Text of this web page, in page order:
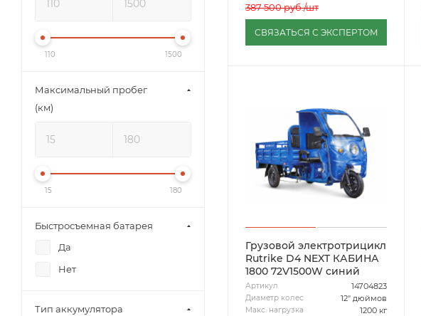
387 500руб./шт
СВЯЗАТЬСЯ С ЭКСПЕРТОМ
Грузовой электротрицикл
Rutrike D4 NEXT КАБИНА
1800 72V1500W синий
Артикул 14704823
Диаметр колес 12" дюймов
Макс. нагрузка 1200 кг
110 1500
Максимальный пробег
(км)
15 180
Быстросъемная батарея
Да
Нет
Тип аккумулятора